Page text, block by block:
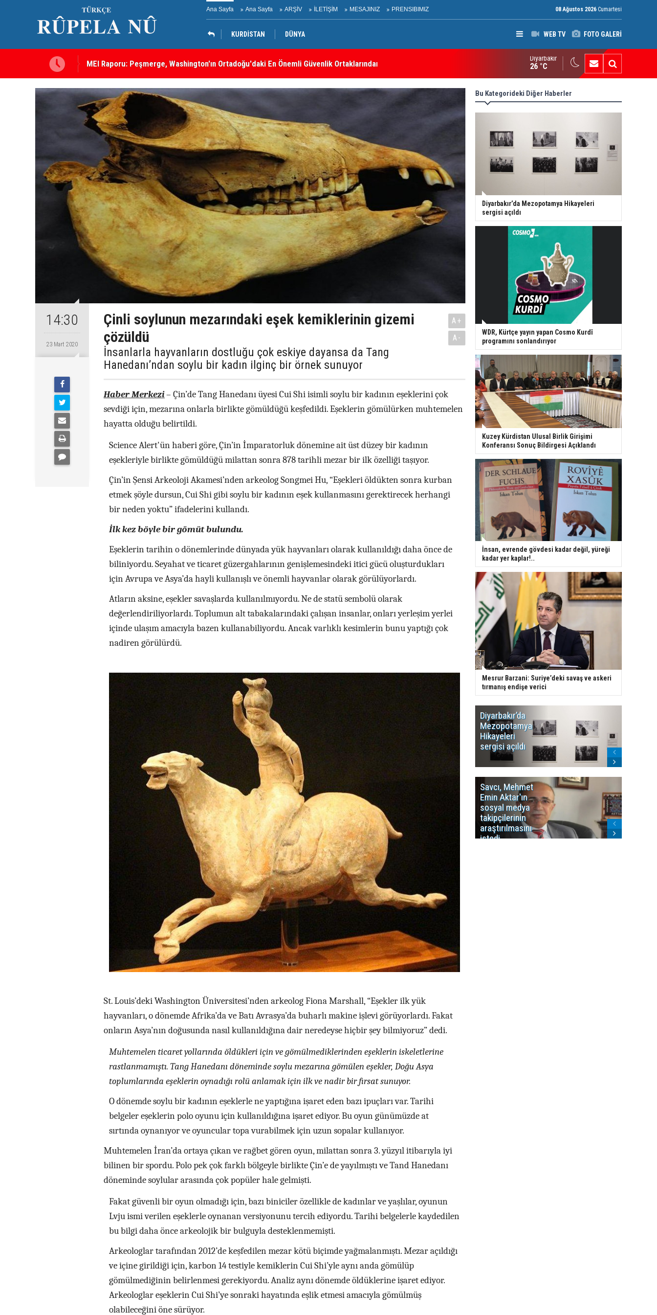
Ana Sayfa Ana Sayfa ARŞİV İLETİŞİM MESAJINIZ PRENSIBIMIZ 08 Ağustos 2026 Cumartesi
WEB TV FOTO GALERİ
KURDİSTAN DÜNYA
Biri Hadi Amiri'den silahlı gruplara çağrı: Suudi Arabistan ve ABD'nin saldırısına karşılık vermeyin İranlı kadın futbolcular Avustralya vatandaşı oldu
Diyarbakır
26 °C
14:30
23 Mart 2020
Çinli soylunun mezarındaki eşek kemiklerinin gizemi
çözüldü
İnsanlarla hayvanların dostluğu çok eskiye dayansa da Tang
Hanedanı’ndan soylu bir kadın ilginç bir örnek sunuyor
A+
A-
Haber Merkezi– Çin’de Tang Hanedanı üyesi Cui Shi isimli soylu bir kadının eşeklerini çok
sevdiği için, mezarına onlarla birlikte gömüldüğü keşfedildi. Eşeklerin gömülürken muhtemelen
hayatta olduğu belirtildi.
Science Alert'ün haberi göre, Çin’in İmparatorluk dönemine ait üst düzey bir kadının
eşekleriyle birlikte gömüldüğü milattan sonra 878 tarihli mezar bir ilk özelliği taşıyor.
Çin’in Şensi Arkeoloji Akamesi’nden arkeolog Songmei Hu, “Eşekleri öldükten sonra kurban
etmek şöyle dursun, Cui Shi gibi soylu bir kadının eşek kullanmasını gerektirecek herhangi
bir neden yoktu” ifadelerini kullandı.
İlk kez böyle bir gömüt bulundu.
Eşeklerin tarihin o dönemlerinde dünyada yük hayvanları olarak kullanıldığı daha önce de
biliniyordu. Seyahat ve ticaret güzergahlarının genişlemesindeki itici gücü oluşturdukları
için Avrupa ve Asya’da hayli kullanışlı ve önemli hayvanlar olarak görülüyorlardı.
Atların aksine, eşekler savaşlarda kullanılmıyordu. Ne de statü sembolü olarak
değerlendiriliyorlardı. Toplumun alt tabakalarındaki çalışan insanlar, onları yerleşim yerlei
içinde ulaşım amacıyla bazen kullanabiliyordu. Ancak varlıklı kesimlerin bunu yaptığı çok
nadiren görülürdü.
St. Louis’deki Washington Üniversitesi’nden arkeolog Fiona Marshall, “Eşekler ilk yük
hayvanları, o dönemde Afrika’da ve Batı Avrasya’da buharlı makine işlevi görüyorlardı. Fakat
onların Asya’nın doğusunda nasıl kullanıldığına dair neredeyse hiçbir şey bilmiyoruz” dedi.
Muhtemelen ticaret yollarında öldükleri için ve gömülmediklerinden eşeklerin iskeletlerine
rastlanmamıştı. Tang Hanedanı döneminde soylu mezarına gömülen eşekler, Doğu Asya
toplumlarında eşeklerin oynadığı rolü anlamak için ilk ve nadir bir fırsat sunuyor.
O dönemde soylu bir kadının eşeklerle ne yaptığına işaret eden bazı ipuçları var. Tarihi
belgeler eşeklerin polo oyunu için kullanıldığına işaret ediyor. Bu oyun günümüzde at
sırtında oynanıyor ve oyuncular topa vurabilmek için uzun sopalar kullanıyor.
Muhtemelen İran’da ortaya çıkan ve rağbet gören oyun, milattan sonra 3. yüzyıl itibarıyla iyi
bilinen bir spordu. Polo pek çok farklı bölgeyle birlikte Çin’e de yayılmıştı ve Tand Hanedanı
döneminde soylular arasında çok popüler hale gelmişti.
Fakat güvenli bir oyun olmadığı için, bazı biniciler özellikle de kadınlar ve yaşlılar, oyunun
Lvju ismi verilen eşeklerle oynanan versiyonunu tercih ediyordu. Tarihi belgelerle kaydedilen
bu bilgi daha önce arkeolojik bir bulguyla desteklenmemişti.
Arkeologlar tarafından 2012’de keşfedilen mezar kötü biçimde yağmalanmıştı. Mezar açıldığı
ve içine girildiği için, karbon 14 testiyle kemiklerin Cui Shi’yle aynı anda gömülüp
gömülmediğinin belirlenmesi gerekiyordu. Analiz aynı dönemde öldüklerine işaret ediyor.
Arkeologlar eşeklerin Cui Shi’ye sonraki hayatında eşlik etmesi amacıyla gömülmüş
olabileceğini öne sürüyor.
Bu Kategorideki Diğer Haberler
Diyarbakır’da Mezopotamya Hikayeleri
sergisi açıldı
WDR, Kürtçe yayın yapan Cosmo Kurdî
programını sonlandırıyor
Kuzey Kürdistan Ulusal Birlik Girişimi
Konferansı Sonuç Bildirgesi Açıklandı
İnsan, evrende gövdesi kadar değil, yüreği
kadar yer kaplar!..
Mesrur Barzani: Suriye’deki savaş ve askeri
tırmanış endişe verici
Diyarbakır’da
Mezopotamya
Hikayeleri
sergisi açıldı
Savcı, Mehmet
Emin Aktar'ın
sosyal medya
takipçilerinin
araştırılmasını
istedi